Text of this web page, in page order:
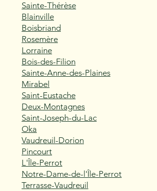
Sainte-Thérèse
Blainville
Boisbriand
Rosemère
Lorraine
Bois-des-Filion
Sainte-Anne-des-Plaines
Mirabel
Saint-Eustache
Deux-Montagnes
Saint-Joseph-du-Lac
Oka
Vaudreuil-Dorion
Pincourt
L'Île-Perrot
Notre-Dame-de-l'Île-Perrot
Terrasse-Vaudreuil